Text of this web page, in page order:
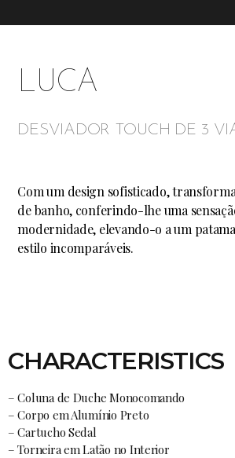
LUCA
DESVIADOR TOUCH DE 3
Com um design sofisticado,
de banho, conferindo-lhe uma
modernidade, elevando-o a um
estilo incomparáveis.
CHARACTERISTICS
– Coluna de Duche Monocomando
– Corpo em Alumínio Preto
– Cartucho Sedal
– Torneira em Latão no Interior